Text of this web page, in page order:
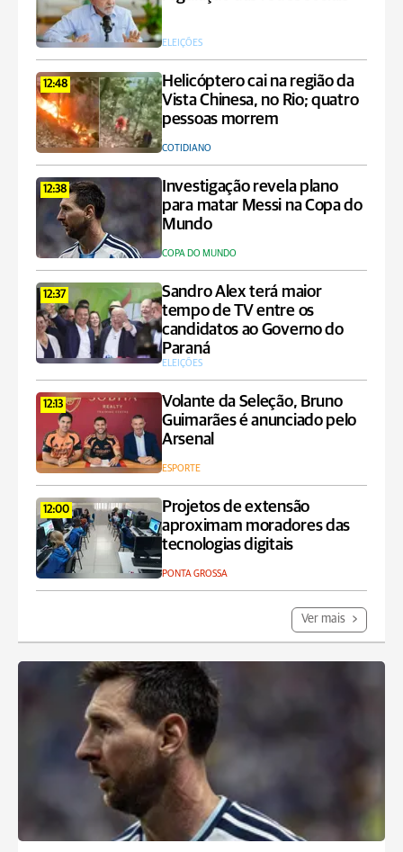
ELEIÇÕES
12:48
Helicóptero cai na região da
Vista Chinesa, no Rio; quatro
pessoas morrem
COTIDIANO
12:38
Investigação revela plano
para matar Messi na Copa do
Mundo
COPA DO MUNDO
12:37
Sandro Alex terá maior
tempo de TV entre os
candidatos ao Governo do
Paraná
ELEIÇÕES
12:13
Volante da Seleção, Bruno
Guimarães é anunciado pelo
Arsenal
ESPORTE
12:00
Projetos de extensão
aproximam moradores das
tecnologias digitais
PONTA GROSSA
Ver mais